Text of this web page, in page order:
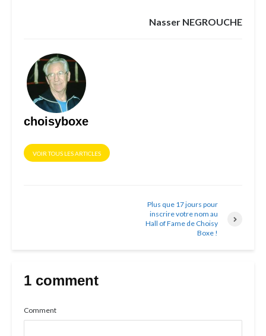
Nasser NEGROUCHE
choisyboxe
VOIR TOUS LES ARTICLES
Plus que 17 jours pour
inscrire votre nom au
Hall of Fame de Choisy
Boxe !
1 comment
Comment